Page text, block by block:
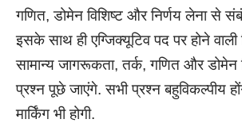
गणित, डोमेन विशिष्ट और निर्णय लेना से
इसके साथ ही एग्जिक्यूटिव पद पर होने वाली
सामान्य जागरूकता, तर्क, गणित और डोमेन
प्रश्न पूछे जाएंगे. सभी प्रश्न बहुविकल्पीय
मार्किंग भी होगी.